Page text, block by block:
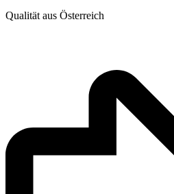
Qualität aus Österreich